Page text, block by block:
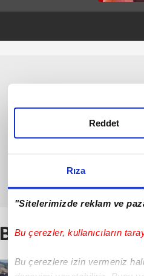
Rıza
"Sitelerimizde reklam ve
Bu çerezler, kullanıcıların
Bu çerezlere izin vermeniz
Reddet
Bunlar da Var